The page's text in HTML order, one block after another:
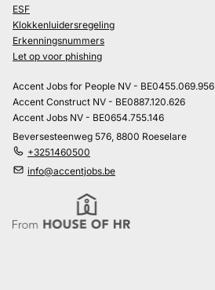
ESF
Klokkenluidersregeling
Erkenningsnummers
Let op voor phishing
Accent Jobs for People NV - BE0455.069.956
Accent Construct NV - BE0887.120.626
Accent Jobs NV - BE0654.755.146
Beversesteenweg 576, 8800 Roeselare
+3251460500
info@accentjobs.be